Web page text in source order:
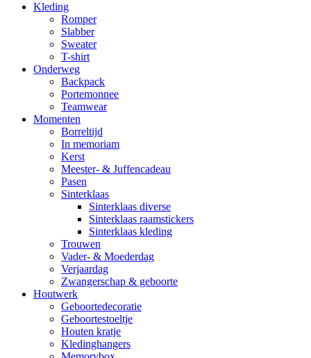
Kleding
Romper
Slabber
Sweater
T-shirt
Onderweg
Backpack
Portemonnee
Teamwear
Momenten
Borreltijd
In memoriam
Kerst
Meester- & Juffencadeau
Pasen
Sinterklaas
Sinterklaas diverse
Sinterklaas raamstickers
Sinterklaas kleding
Trouwen
Vader- & Moederdag
Verjaardag
Zwangerschap & geboorte
Houtwerk
Geboortedecoratie
Geboortestoeltje
Houten kratje
Kledinghangers